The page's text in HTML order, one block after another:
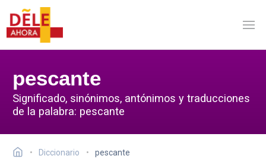
pescante
Significado, sinónimos, antónimos y traducciones
de la palabra: pescante
Diccionario pescante